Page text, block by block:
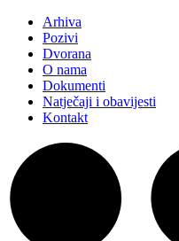
Arhiva
Pozivi
Dvorana
O nama
Dokumenti
Natječaji i obavijesti
Kontakt